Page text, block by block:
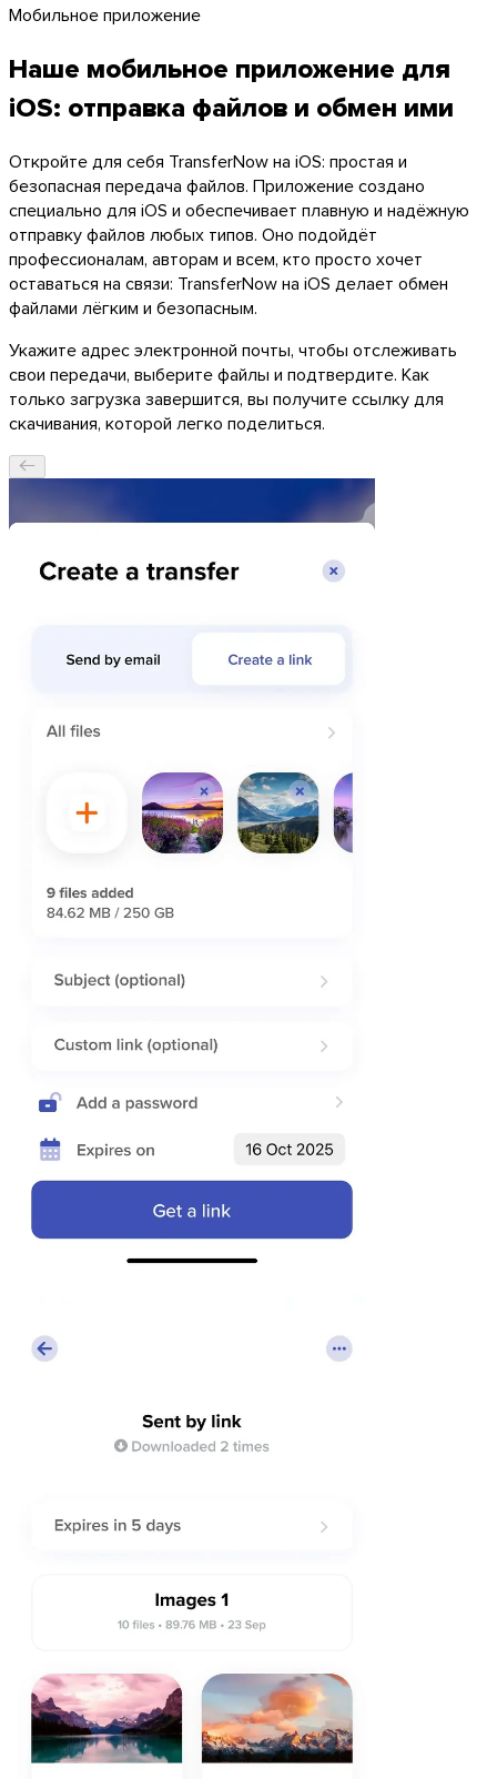
Windows
Мобильное приложение
Наше мобильное приложение для
iOS: отправка файлов и обмен ими
Откройте для себя TransferNow на iOS: простая и
безопасная передача файлов. Приложение создано
специально для iOS и обеспечивает плавную и надёжную
отправку файлов любых типов. Оно подойдёт
профессионалам, авторам и всем, кто просто хочет
оставаться на связи: TransferNow на iOS делает обмен
файлами лёгким и безопасным.
Укажите адрес электронной почты, чтобы отслеживать
свои передачи, выберите файлы и подтвердите. Как
только загрузка завершится, вы получите ссылку для
скачивания, которой легко поделиться.